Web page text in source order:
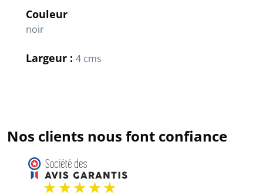
Couleur
noir
Largeur : 4 cms
Nos clients nous font confiance